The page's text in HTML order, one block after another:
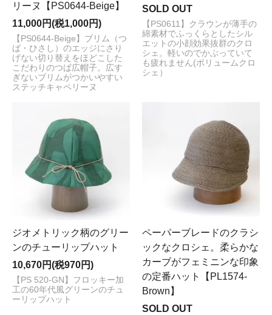
リーヌ【PS0644-Beige】
11,000円(税1,000円)
【PS0644-Beige】ブリム（つ
ば・ひさし）のエッジにさり
げない切り替えをほどこした
こだわりのつば広帽子。広す
ぎないブリムがつかいやすい
ステッチキャペリーヌ
SOLD OUT
【PS0611】クラウンが薄手の
綿素材でふっくらとしたシル
エットの小顔効果抜群のクロ
シェ。軽いのでかぶっていて
も疲れません(ボリュームクロ
シェ）
ジオメトリック柄のグリー
ンのチューリップハット
10,670円(税970円)
【PS 520-GN】フロッキー加
工の60年代風グリーンのチュ
ーリップハット
ペーパーブレードのクラシ
ックなクロシェ。柔らかな
カーブがフェミニンな印象
の定番ハット【PL1574-
Brown】
SOLD OUT